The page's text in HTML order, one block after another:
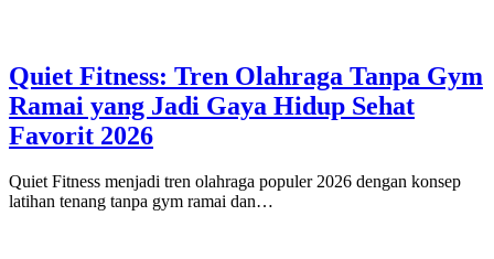
Quiet Fitness: Tren Olahraga Tanpa Gym
Ramai yang Jadi Gaya Hidup Sehat
Favorit 2026
Quiet Fitness menjadi tren olahraga populer 2026 dengan konsep
latihan tenang tanpa gym ramai dan…